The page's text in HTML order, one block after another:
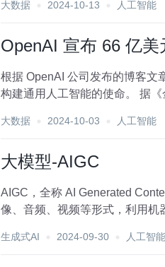
大数据 2024-10-13 人工智能
OpenAI 宣布 66 亿
根据 OpenAI 公司发布的博客文
构建
大数据 2024-10-03 人工智能
大模型-AIGC
AIGC，全称 AI Generated
生成式AI 2024-09-30 人工智能